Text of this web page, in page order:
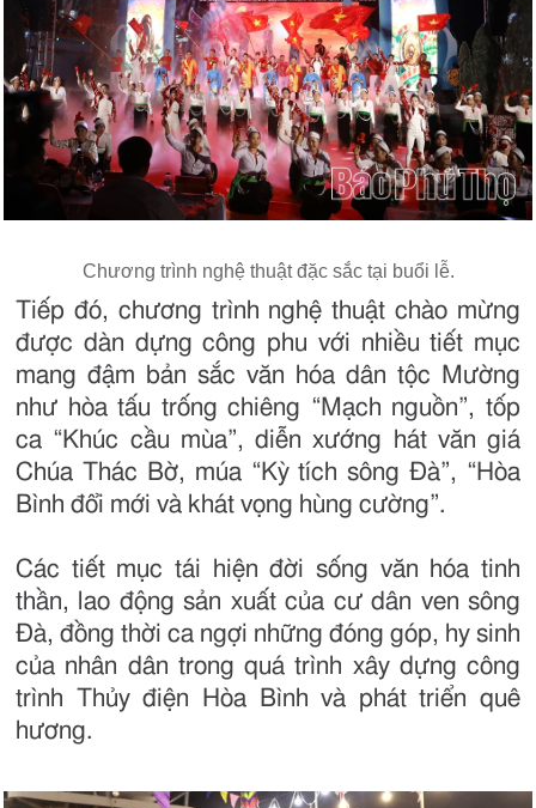
Chương trình nghệ thuật đặc sắc tại buổi lễ.
Tiếp đó, chương trình nghệ thuật chào mừng
được dàn dựng công phu với nhiều tiết mục
mang đậm bản sắc văn hóa dân tộc Mường
như hòa tấu trống chiêng “Mạch nguồn”, tốp
ca “Khúc cầu mùa”, diễn xướng hát văn giá
Chúa Thác Bờ, múa “Kỳ tích sông Đà”, “Hòa
Bình đổi mới và khát vọng hùng cường”.
Các tiết mục tái hiện đời sống văn hóa tinh
thần, lao động sản xuất của cư dân ven sông
Đà, đồng thời ca ngợi những đóng góp, hy sinh
của nhân dân trong quá trình xây dựng công
trình Thủy điện Hòa Bình và phát triển quê
hương.